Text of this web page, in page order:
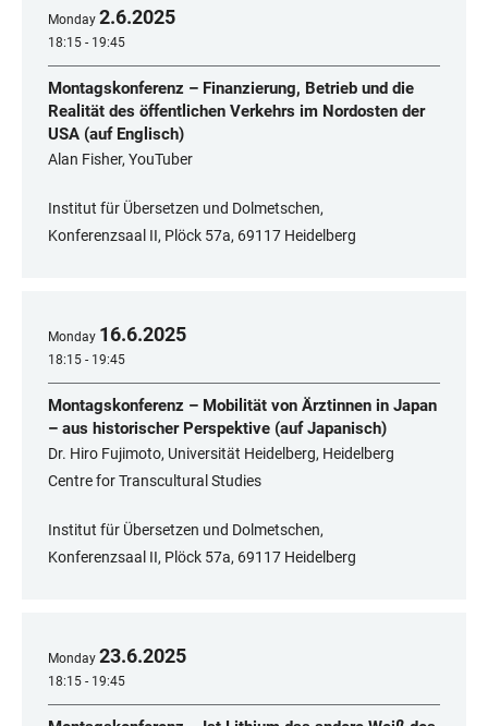
Monday 2.6.2025
18:15 - 19:45
Montagskonferenz – Finanzierung, Betrieb und die
Realität des öffentlichen Verkehrs im Nordosten der
USA (auf Englisch)
Alan Fisher, YouTuber
Institut für Übersetzen und Dolmetschen,
Konferenzsaal II, Plöck 57a, 69117 Heidelberg
Monday 16.6.2025
18:15 - 19:45
Montagskonferenz – Mobilität von Ärztinnen in Japan
– aus historischer Perspektive (auf Japanisch)
Dr. Hiro Fujimoto, Universität Heidelberg, Heidelberg
Centre for Transcultural Studies
Institut für Übersetzen und Dolmetschen,
Konferenzsaal II, Plöck 57a, 69117 Heidelberg
Monday 23.6.2025
18:15 - 19:45